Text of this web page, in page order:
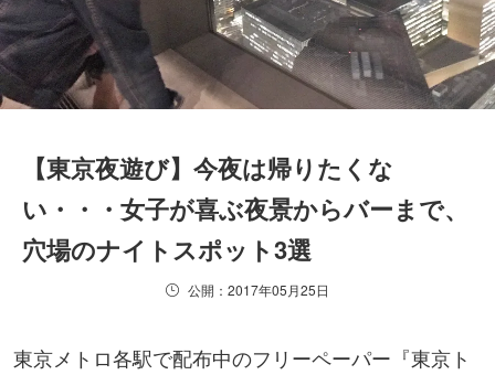
【東京夜遊び】今夜は帰りたくな
い・・・女子が喜ぶ夜景からバーまで、
穴場のナイトスポット3選
公開：2017年05月25日
東京メトロ各駅で配布中のフリーペーパー『東京ト